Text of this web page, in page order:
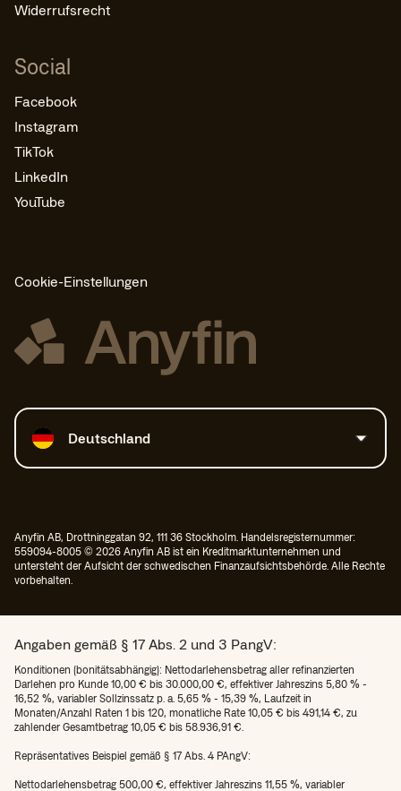
Widerrufsrecht
Social
Facebook
Instagram
TikTok
LinkedIn
YouTube
Cookie-Einstellungen
Land auswählen
Deutschland
Anyfin AB, Drottninggatan 92, 111 36 Stockholm. Handelsregisternummer:
559094-8005 © 2026 Anyfin AB ist ein Kreditmarktunternehmen und
untersteht der Aufsicht der schwedischen Finanzaufsichtsbehörde. Alle Rechte
vorbehalten.
Angaben gemäß § 17 Abs. 2 und 3 PangV:
Konditionen (bonitätsabhängig): Nettodarlehensbetrag aller refinanzierten
Darlehen pro Kunde 10,00 € bis 30.000,00 €, effektiver Jahreszins 5,80 % -
16,52 %, variabler Sollzinssatz p. a. 5,65 % - 15,39 %, Laufzeit in
Monaten/Anzahl Raten 1 bis 120, monatliche Rate 10,05 € bis 491,14 €, zu
zahlender Gesamtbetrag 10,05 € bis 58.936,91 €.
Repräsentatives Beispiel gemäß § 17 Abs. 4 PAngV:
Nettodarlehensbetrag 500,00 €, effektiver Jahreszins 11,55 %, variabler